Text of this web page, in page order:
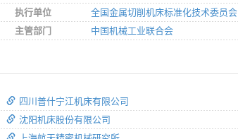
执行单位
全国金属切削机床标准化技术委员会
主管部门
中国机械工业联合会
四川普什宁江机床有限公司
沈阳机床股份有限公司